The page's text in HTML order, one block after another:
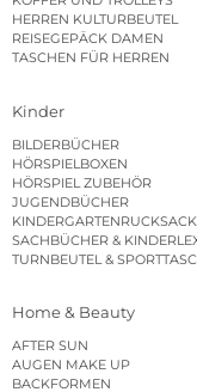
HERREN KULTURBEUTEL
REISEGEPÄCK DAMEN
TASCHEN FÜR HERREN
Kinder
BILDERBÜCHER
HÖRSPIELBOXEN
HÖRSPIEL ZUBEHÖR
JUGENDBÜCHER
SACHBÜCHER &
TURNBEUTEL &
Home & Beauty
AFTER SUN
AUGEN MAKE UP
BACKFORMEN